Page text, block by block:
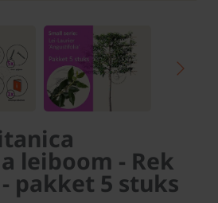
leiboom - Rek
pakket 5 stuks